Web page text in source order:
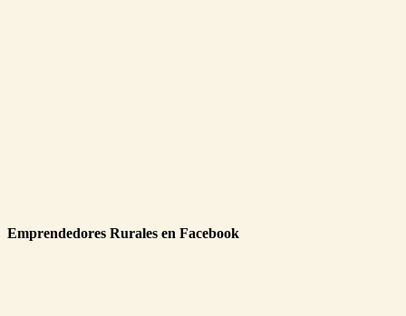
Emprendedores Rurales en Facebook